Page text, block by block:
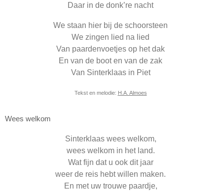
Daar in de donk’re nacht
We staan hier bij de schoorsteen
We zingen lied na lied
Van paardenvoetjes op het dak
En van de boot en van de zak
Van Sinterklaas in Piet
Tekst en melodie: H.A. Almoes
Wees welkom
Sinterklaas wees welkom,
wees welkom in het land.
Wat fijn dat u ook dit jaar
weer de reis hebt willen maken.
En met uw trouwe paardje,